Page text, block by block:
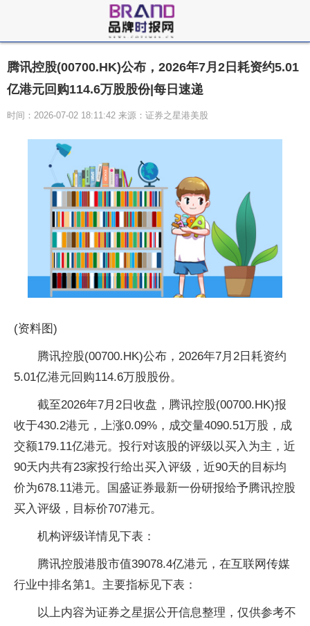
腾讯控股(00700.HK)公布，2026年7月2日耗资约5.01
亿港元回购114.6万股股份|每日速递
时间：2026-07-02 18:11:42 来源：证券之星港美股
(资料图)
腾讯控股(00700.HK)公布，2026年7月2日耗资约
5.01亿港元回购114.6万股股份。
截至2026年7月2日收盘，腾讯控股(00700.HK)报
收于430.2港元，上涨0.09%，成交量4090.51万股，成
交额179.11亿港元。投行对该股的评级以买入为主，近
90天内共有23家投行给出买入评级，近90天的目标均
价为678.11港元。国盛证券最新一份研报给予腾讯控股
买入评级，目标价707港元。
机构评级详情见下表：
腾讯控股港股市值39078.4亿港元，在互联网传媒
行业中排名第1。主要指标见下表：
以上内容为证券之星据公开信息整理，仅供参考不